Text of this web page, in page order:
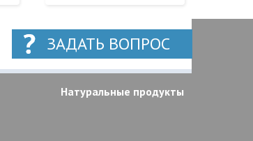
ЗАДАТЬ ВОПРОС
Натуральные продукты